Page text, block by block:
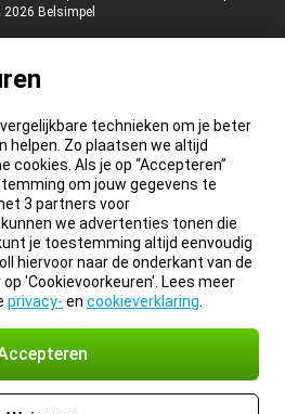
2026 Belsimpel
technieken om je beter
helpen. Zo plaatsen we altijd
cookies. Als je op “Accepteren”
om jouw gegevens te
3 partners voor
we advertenties tonen die
je toestemming altijd eenvoudig
hiervoor naar de onderkant van de
'Cookievoorkeuren'. Lees meer
privacy- en cookieverklaring